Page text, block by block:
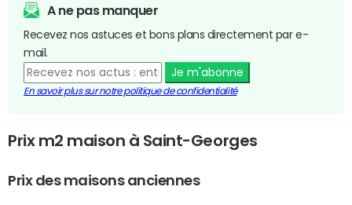
A ne pas manquer
Recevez nos astuces et bons plans directement par e-
mail.
Je m'abonne
En savoir plus sur notre politique de confidentialité
Prix m2 maison à Saint-Georges
Prix des maisons anciennes